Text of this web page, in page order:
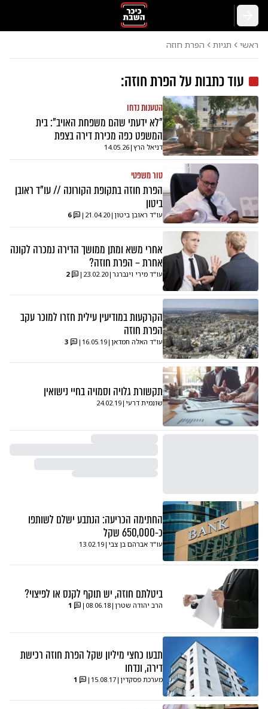
ראשי תגיות הפרת חוזה
עוד כתבות עלהפרת חוזה:
הטענות נדחו
"לא ידעתי שהם משפחת האויב": בית
המשפט כפה מכירת דירה בצפת
דניאל הרץ |
14.05.26
טור משפטי
הפרת חוזה בתקופת הקורונה // עו"ד ראובן
ביטון
עו"ד ראובן ביטון |
21.04.20
|
6
אחרי משא ומתן ממושך הדירה נמכרה לקונה
אחרת – הפרת חוזה?
עו"ד מירי וינברגר |
23.02.20
|
2
הקרקעות במודיעין עילית חזרו למוכר עקב
הפרת חוזה
עו"ד האלה חמדאן |
16.05.19
|
3
תקשורת גלויה וסמויה בחיי נישואין
שונמית דרעי |
24.02.19
החתימה הכריעה: הנתבע ישלם לשותפו
כ-650,000 שקל
עו"ד אברהם בן צבי |
13.02.19
ביטלתם חוזה, יש תוקף לקנס או לפיצוי?
הרב יהודה שטרן |
08.06.18
|
1
תבעו כחצי מיליון שקל הפרת חוזה רכישת
דירה, ונדחו
מערכת פסקדין |
15.08.17
|
1